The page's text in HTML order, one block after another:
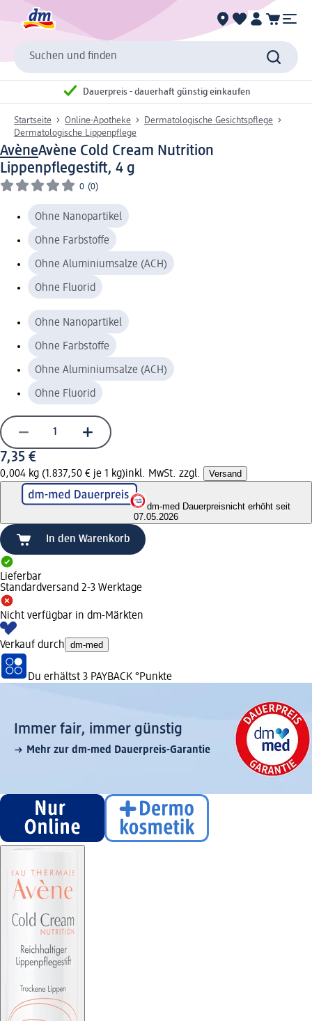
Suchen und finden
Dauerpreis - dauerhaft günstig einkaufen
Startseite Online-Apotheke
Dermatologische Gesichtspflege
Dermatologische Lippenpflege
AvèneAvène Cold Cream Nutrition
Lippenpflegestift, 4 g
0 (0)
Ohne Nanopartikel
Ohne Farbstoffe
Ohne Aluminiumsalze (ACH)
Ohne Fluorid
Ohne Nanopartikel
Ohne Farbstoffe
Ohne Aluminiumsalze (ACH)
Ohne Fluorid
7,35 €
0,004 kg (1.837,50 € je 1 kg)inkl. MwSt. zzgl. Versand
dm-med Dauerpreisnicht erhöht seit
07.05.2026
In den Warenkorb
Lieferbar
Standardversand 2-3 Werktage
Nicht verfügbar in dm-Märkten
Verkauf durch dm-med
Du erhältst 3 PAYBACK °Punkte
Immer fair,­ immer günstig
Mehr zur dm-med Dauerpreis-Garantie